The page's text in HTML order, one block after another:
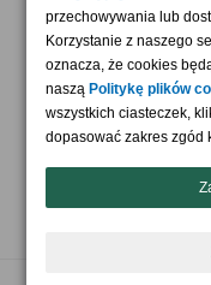
przechowywania lub
Korzystanie z naszego
oznacza, że cookies
naszą Politykę plików
wszystkich ciasteczek,
dopasować zakres zgód